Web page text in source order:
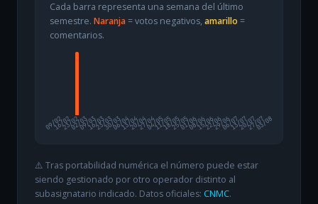
Cada barra representa una semana del último
semestre. Naranja= votos negativos, amarillo =
comentarios.
09/02
16/0223/0202/0309/0316/0323/0330/0306/0413/0420/0427/0404/0511/0518/0525/0501/0608/0615/0622/0629/0606/0713/0720/0727/07
03/08
⚠️ Tras portabilidad numérica el número puede estar
siendo gestionado por otro operador distinto al
subasignatario indicado. Datos oficiales: CNMC.